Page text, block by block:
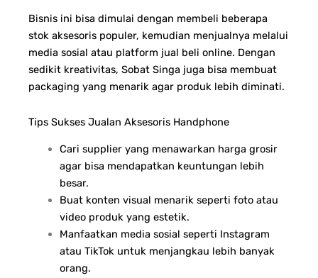
Bisnis ini bisa dimulai dengan membeli beberapa
stok aksesoris populer, kemudian menjualnya melalui
media sosial atau platform jual beli online. Dengan
sedikit kreativitas, Sobat Singa juga bisa membuat
packaging yang menarik agar produk lebih diminati.
Tips Sukses Jualan Aksesoris Handphone
Cari supplier yang menawarkan harga grosir
agar bisa mendapatkan keuntungan lebih
besar.
Buat konten visual menarik seperti foto atau
video produk yang estetik.
Manfaatkan media sosial seperti Instagram
atau TikTok untuk menjangkau lebih banyak
orang.